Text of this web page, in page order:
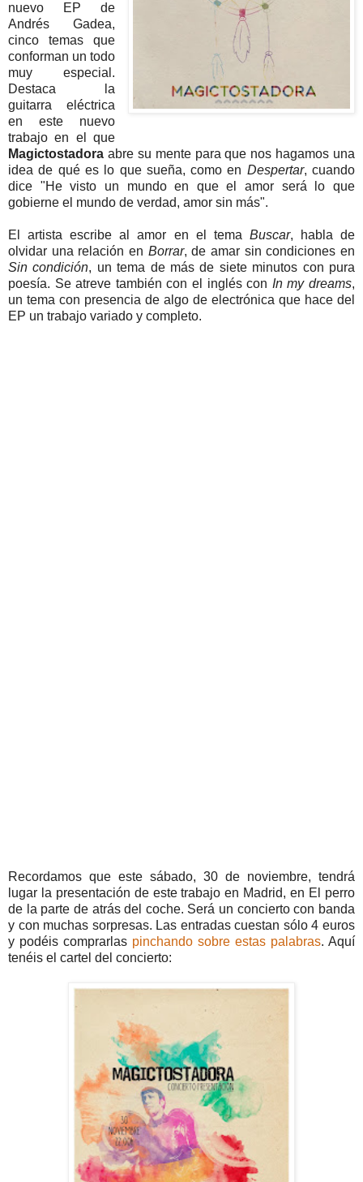
nuevo EP de
Andrés Gadea,
cinco temas que
conforman un todo
muy especial.
Destaca la
guitarra eléctrica
en este nuevo
trabajo en el que
Magictostadora abre su mente para que nos hagamos una
idea de qué es lo que sueña, como en Despertar, cuando
dice "He visto un mundo en que el amor será lo que
gobierne el mundo de verdad, amor sin más".
El artista escribe al amor en el tema Buscar, habla de
olvidar una relación en Borrar, de amar sin condiciones en
Sin condición, un tema de más de siete minutos con pura
poesía. Se atreve también con el inglés con In my dreams,
un tema con presencia de algo de electrónica que hace del
EP un trabajo variado y completo.
Recordamos que este sábado, 30 de noviembre, tendrá
lugar la presentación de este trabajo en Madrid, en El perro
de la parte de atrás del coche. Será un concierto con banda
y con muchas sorpresas. Las entradas cuestan sólo 4 euros
y podéis comprarlas pinchando sobre estas palabras. Aquí
tenéis el cartel del concierto: